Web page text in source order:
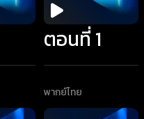
ตอนที่ 1
พากย์ไทย